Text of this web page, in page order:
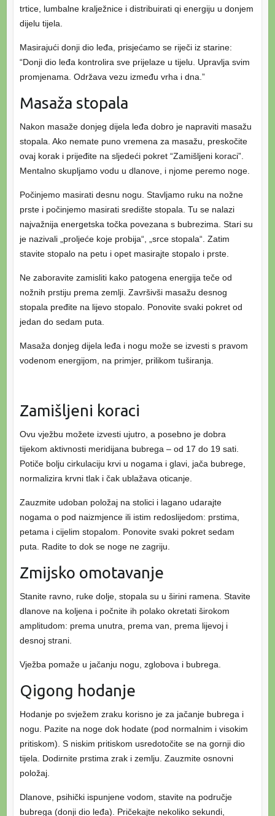
trtice, lumbalne kralježnice i distribuirati qi energiju u donjem
dijelu tijela.
Masirajući donji dio leđa, prisjećamo se riječi iz starine:
“Donji dio leđa kontrolira sve prijelaze u tijelu. Upravlja svim
promjenama. Održava vezu između vrha i dna.”
Masaža stopala
Nakon masaže donjeg dijela leđa dobro je napraviti masažu
stopala. Ako nemate puno vremena za masažu, preskočite
ovaj korak i prijeđite na sljedeći pokret “Zamišljeni koraci”.
Mentalno skupljamo vodu u dlanove, i njome peremo noge.
Počinjemo masirati desnu nogu. Stavljamo ruku na nožne
prste i počinjemo masirati središte stopala. Tu se nalazi
najvažnija energetska točka povezana s bubrezima. Stari su
je nazivali „proljeće koje probija“, „srce stopala“. Zatim
stavite stopalo na petu i opet masirajte stopalo i prste.
Ne zaboravite zamisliti kako patogena energija teče od
nožnih prstiju prema zemlji. Završivši masažu desnog
stopala pređite na lijevo stopalo. Ponovite svaki pokret od
jedan do sedam puta.
Masaža donjeg dijela leđa i nogu može se izvesti s pravom
vodenom energijom, na primjer, prilikom tuširanja.
Zamišljeni koraci
Ovu vježbu možete izvesti ujutro, a posebno je dobra
tijekom aktivnosti meridijana bubrega – od 17 do 19 sati.
Potiče bolju cirkulaciju krvi u nogama i glavi, jača bubrege,
normalizira krvni tlak i čak ublažava oticanje.
Zauzmite udoban položaj na stolici i lagano udarajte
nogama o pod naizmjence ili istim redoslijedom: prstima,
petama i cijelim stopalom. Ponovite svaki pokret sedam
puta. Radite to dok se noge ne zagriju.
Zmijsko omotavanje
Stanite ravno, ruke dolje, stopala su u širini ramena. Stavite
dlanove na koljena i počnite ih polako okretati širokom
amplitudom: prema unutra, prema van, prema lijevoj i
desnoj strani.
Vježba pomaže u jačanju nogu, zglobova i bubrega.
Qigong hodanje
Hodanje po svježem zraku korisno je za jačanje bubrega i
nogu. Pazite na noge dok hodate (pod normalnim i visokim
pritiskom). S niskim pritiskom usredotočite se na gornji dio
tijela. Dodirnite prstima zrak i zemlju. Zauzmite osnovni
položaj.
Dlanove, psihički ispunjene vodom, stavite na područje
bubrega (donji dio leđa). Pričekajte nekoliko sekundi,